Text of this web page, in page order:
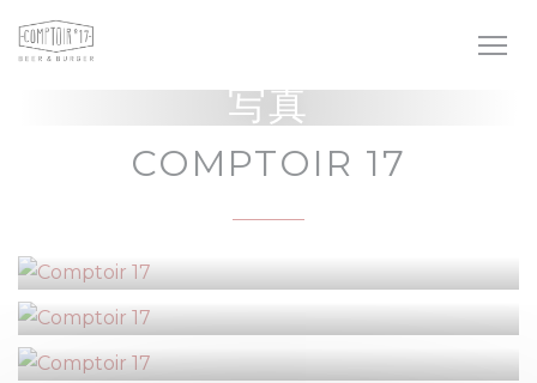
クッキー利用の管理について
写真
COMPTOIR 17